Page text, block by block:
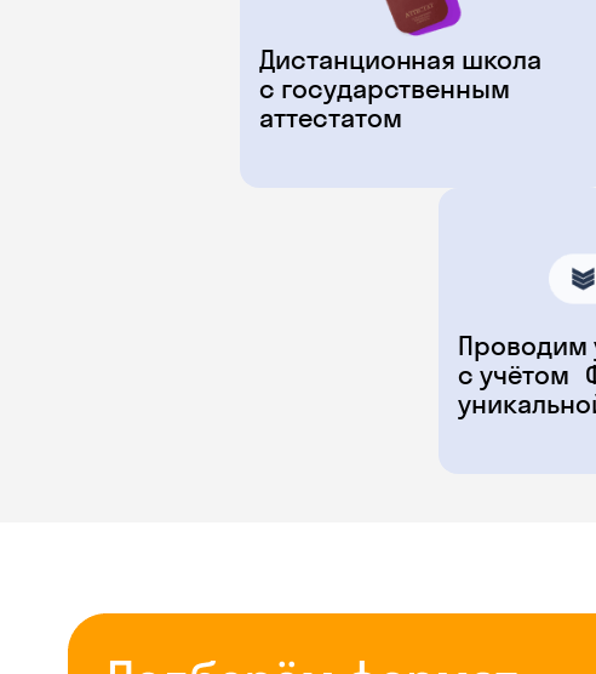
Дистанционная школа
с государственным
аттестатом
Проводим
с учётом